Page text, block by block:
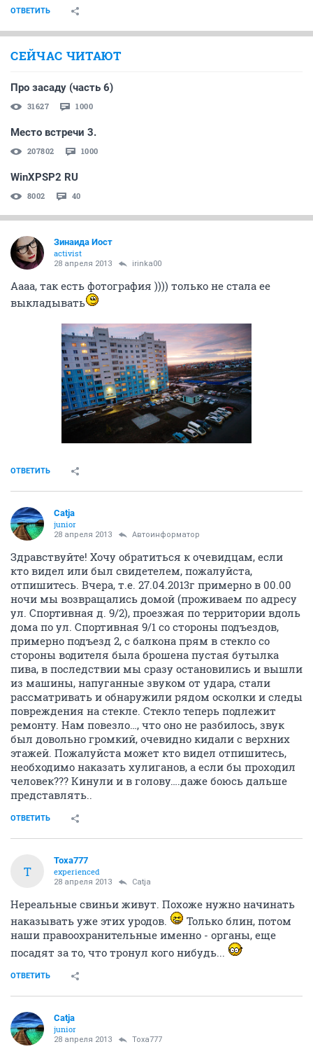
ОТВЕТИТЬ
СЕЙЧАС ЧИТАЮТ
Про засаду (часть 6)
31627 1000
Место встречи 3.
207802 1000
WinXPSP2 RU
8002 40
Зинаида Иост
activist
28 апреля 2013 irinka00
Аааа, так есть фотография )))) только не стала ее
выкладывать
ОТВЕТИТЬ
Catja
junior
28 апреля 2013 Автоинформатор
Здравствуйте! Хочу обратиться к очевидцам, если
кто видел или был свидетелем, пожалуйста,
отпишитесь. Вчера, т.е. 27.04.2013г примерно в 00.00
ночи мы возвращались домой (проживаем по адресу
ул. Спортивная д. 9/2), проезжая по территории вдоль
дома по ул. Спортивная 9/1 со стороны подъездов,
примерно подъезд 2, с балкона прям в стекло со
стороны водителя была брошена пустая бутылка
пива, в последствии мы сразу остановились и вышли
из машины, напуганные звуком от удара, стали
рассматривать и обнаружили рядом осколки и следы
повреждения на стекле. Стекло теперь подлежит
ремонту. Нам повезло…, что оно не разбилось, звук
был довольно громкий, очевидно кидали с верхних
этажей. Пожалуйста может кто видел отпишитесь,
необходимо наказать хулиганов, а если бы проходил
человек??? Кинули и в голову….даже боюсь дальше
представлять..
ОТВЕТИТЬ
T
Toxa777
experienced
28 апреля 2013 Catja
Нереальные свиньи живут. Похоже нужно начинать
наказывать уже этих уродов.
Только блин, потом
наши правоохранительные именно - органы, еще
посадят за то, что тронул кого нибудь...
ОТВЕТИТЬ
Catja
junior
28 апреля 2013 Toxa777